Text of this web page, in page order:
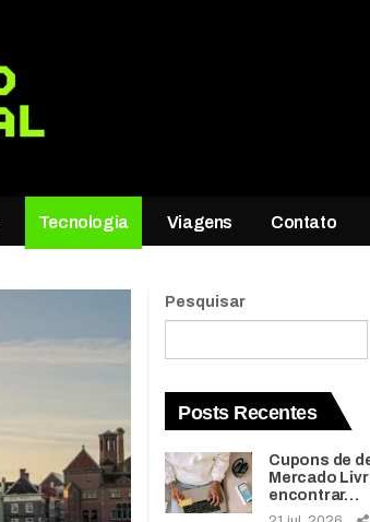
Tecnologia Viagens Contato
Pesquisar
Posts Recentes
Cupons de
Mercado
encontrar…